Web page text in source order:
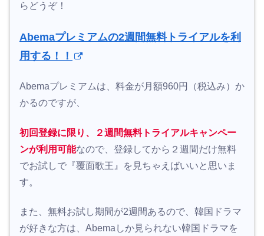
らどうぞ！
Abemaプレミアムの2週間無料トライアルを利
用する！！
Abemaプレミアムは、料金が月額960円（税込み）か
かるのですが、
初回登録に限り、２週間無料トライアルキャンペー
ンが利用可能なので、登録してから２週間だけ無料
でお試しで『覆面歌王』を見ちゃえばいいと思いま
す。
また、無料お試し期間が2週間あるので、韓国ドラマ
が好きな方は、Abemaしか見られない韓国ドラマを